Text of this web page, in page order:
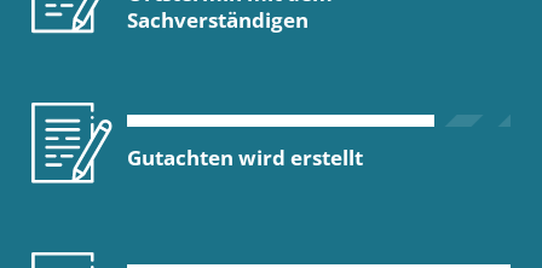
Sachverständigen
Gutachten wird erstellt